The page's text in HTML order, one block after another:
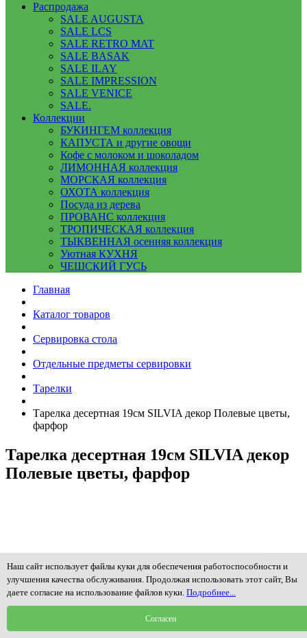
Распродажа
SALE AUGUSTA
SALE LCS
SALE RETRO MAT
SALE BASAK
SALE ILAY
SALE IMPRESSION
SALE VENICE
SALE.
Коллекции
БУКИНГЕМ коллекция
КАПУСТА и другие овощи
Кофе с молоком и шоколадом
ЛИМОННАЯ коллекция
МОРСКАЯ коллекция
ОХОТА коллекция
Посуда из дерева
ПРОВАНС коллекция
ТРОПИЧЕСКАЯ коллекция
ТЫКВЕННАЯ осенняя коллекция
Уютная КУХНЯ
ЧЕШСКИЙ ГУСЬ
Главная
Каталог товаров
Сервировка стола
Отдельные предметы сервировки
Тарелки
Тарелка десертная 19см SILVIA декор Полевые цветы,
фарфор
Тарелка десертная 19см SILVIA декор
Полевые цветы, фарфор
Наш сайт использует файлы куки для обеспечения работоспособности и
улучшения качества обслуживания. Продолжая использовать этот сайт, Вы
даете согласие на использование файлов куки. Подробнее...
Согласен